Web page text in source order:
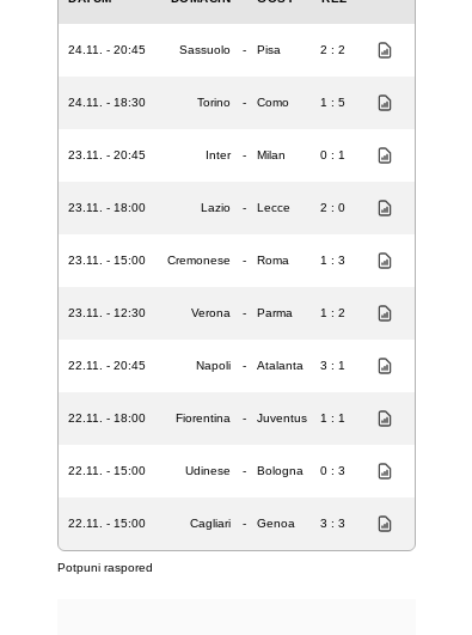
24.11. - 20:45 Sassuolo - Pisa 2 : 2
24.11. - 18:30 Torino - Como 1 : 5
23.11. - 20:45 Inter - Milan 0 : 1
23.11. - 18:00 Lazio - Lecce 2 : 0
23.11. - 15:00 Cremonese - Roma 1 : 3
23.11. - 12:30 Verona - Parma 1 : 2
22.11. - 20:45 Napoli - Atalanta 3 : 1
22.11. - 18:00 Fiorentina - Juventus 1 : 1
22.11. - 15:00 Udinese - Bologna 0 : 3
22.11. - 15:00 Cagliari - Genoa 3 : 3
Potpuni raspored